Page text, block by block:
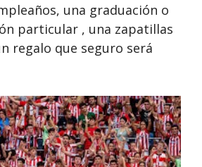
una graduación o
particular , una zapatillas
regalo que seguro será